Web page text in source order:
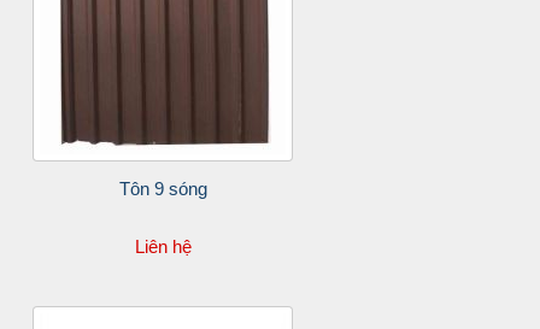
Tôn 9 sóng
Liên hệ